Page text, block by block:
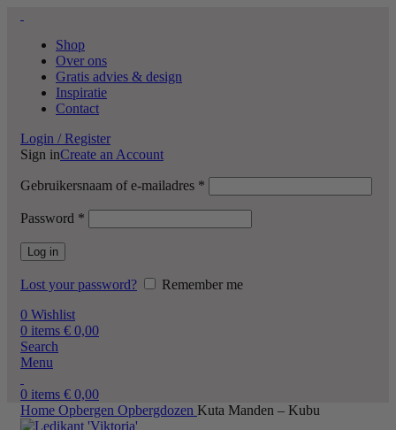
Shop
Over ons
Gratis advies & design
Inspiratie
Contact
Login / Register
Sign inCreate an Account
Gebruikersnaam of e-mailadres *
Password *
Log in
Lost your password?
Remember me
0 Wishlist
0 items € 0,00
Search
Menu
0 items € 0,00
Home Opbergen Opbergdozen Kuta Manden – Kubu